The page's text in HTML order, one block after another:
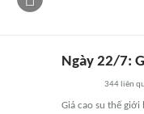
Ngày 22/7:
344 liên
Giá cao su thế